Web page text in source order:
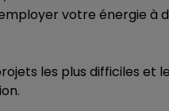
LA
votre énergie à
les plus difficiles